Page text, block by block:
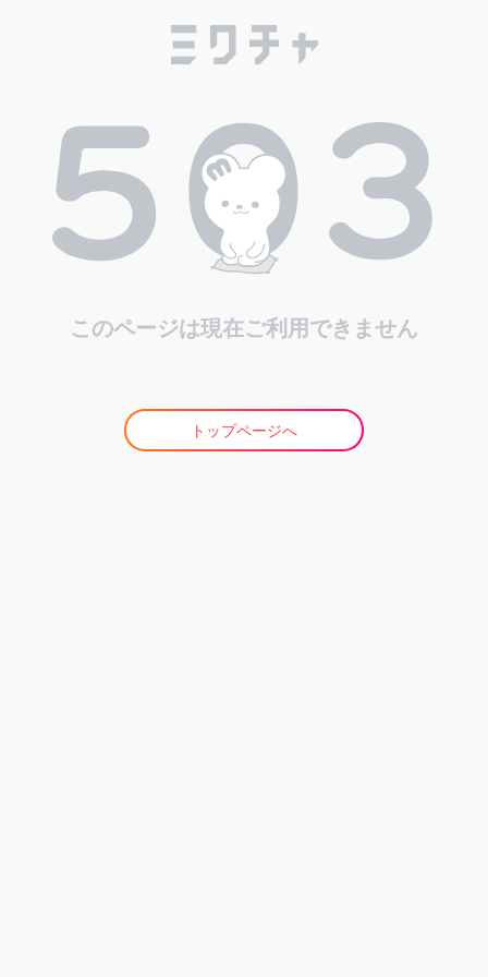
このページは現在ご利用できません